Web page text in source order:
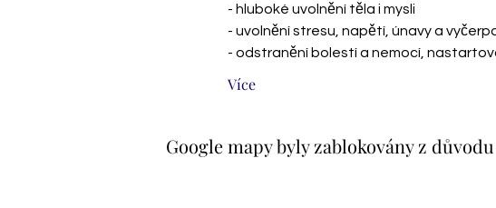
- hluboké uvolnění těla i mysli
- uvolnění stresu, napětí, únavy a
- odstranění bolestí a nemocí,
Více
Google mapy byly zablokovány z